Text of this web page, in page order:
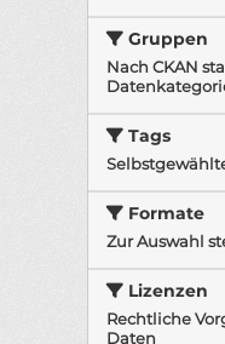
Gruppen
Nach CKAN
Tags
Formate
Zur Auswahl
Lizenzen
Rechtliche
Daten